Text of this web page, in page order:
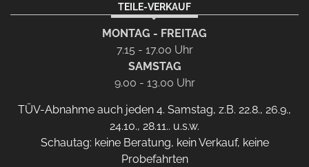
TEILE-VERKAUF
MONTAG - FREITAG
7.15 - 17.00 Uhr
SAMSTAG
9.00 - 13.00 Uhr
TÜV-Abnahme auch jeden 4. Samstag, z.B. 22.8., 26.9.,
24.10., 28.11.. u.s.w.
Schautag: keine Beratung, kein Verkauf, keine
Probefahrten